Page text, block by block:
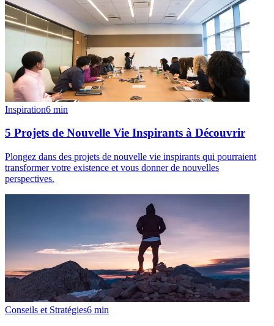
Inspiration6 min
5 Projets de Nouvelle Vie Inspirants à Découvrir
Plongez dans des projets de nouvelle vie inspirants qui pourraient
transformer votre existence et vous donner de nouvelles
perspectives.
Conseils et Stratégies6 min